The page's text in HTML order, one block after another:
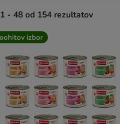
1 - 48 od 154 rezultatov
product items have been changed
izbor